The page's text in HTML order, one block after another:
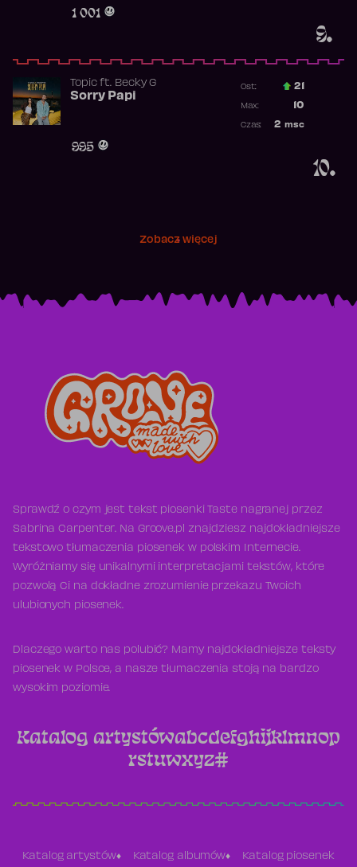
9.
1 001
10.
Topicft. Becky G
Sorry Papi
995
Ost.: 21
10
Max:
2 msc
Czas:
Zobacz więcej
Sprawdź o czym jest tekst piosenki Taste nagranej przez
Sabrina Carpenter. Na Groove.pl znajdziesz najdokładniejsze
tekstowo tłumaczenia piosenek w polskim Internecie.
Wyróżniamy się unikalnymi interpretacjami tekstów, które
pozwolą Ci na dokładne zrozumienie przekazu Twoich
ulubionych piosenek.
Dlaczego warto nas polubić? Mamy najdokładniejsze teksty
piosenek w Polsce, a nasze tłumaczenia stoją na bardzo
wysokim poziomie.
Katalog artystówabcdefghijklmnop
rstuwxyz#
Katalog artystów Katalog albumów Katalog piosenek